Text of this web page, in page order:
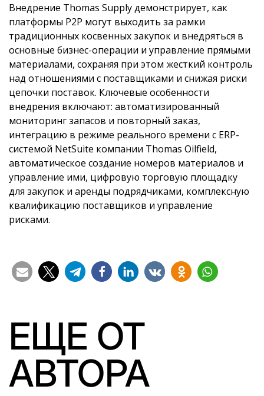
Внедрение Thomas Supply демонстрирует, как
платформы P2P могут выходить за рамки
традиционных косвенных закупок и внедряться в
основные бизнес-операции и управление прямыми
материалами, сохраняя при этом жесткий контроль
над отношениями с поставщиками и снижая риски
цепочки поставок. Ключевые особенности
внедрения включают: автоматизированный
мониторинг запасов и повторный заказ,
интеграцию в режиме реального времени с ERP-
системой NetSuite компании Thomas Oilfield,
автоматическое создание номеров материалов и
управление ими, цифровую торговую площадку
для закупок и аренды подрядчиками, комплексную
квалификацию поставщиков и управление
рисками.
ЕЩЕ ОТ
АВТОРА